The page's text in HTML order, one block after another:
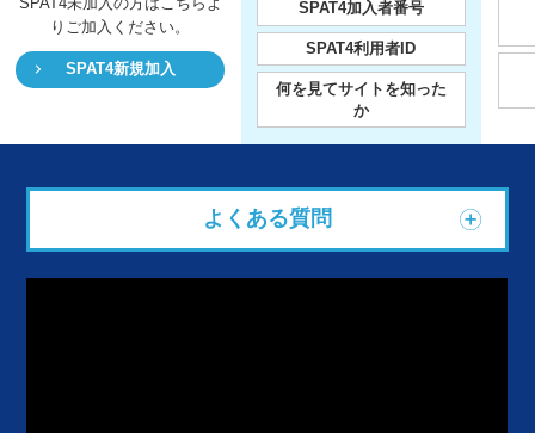
り ご加入ください。
SPAT4新規加入
SPAT4加入者番号
SPAT4利用者ID
何を見てサイトを知った
か
よくある質問